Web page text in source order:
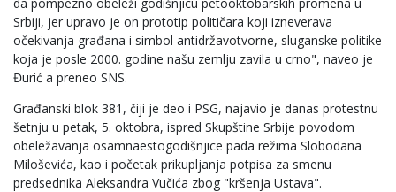
Srbiji, jer upravo je on prototip političara koji izneverava
očekivanja građana i simbol antidržavotvorne, sluganske politike
koja je posle 2000. godine našu zemlju zavila u crno", naveo je
Đurić a preneo SNS.
Građanski blok 381, čiji je deo i PSG, najavio je danas protestnu
šetnju u petak, 5. oktobra, ispred Skupštine Srbije povodom
obeležavanja osamnaestogodišnjice pada režima Slobodana
Miloševića, kao i početak prikupljanja potpisa za smenu
predsednika Aleksandra Vučića zbog "kršenja Ustava".